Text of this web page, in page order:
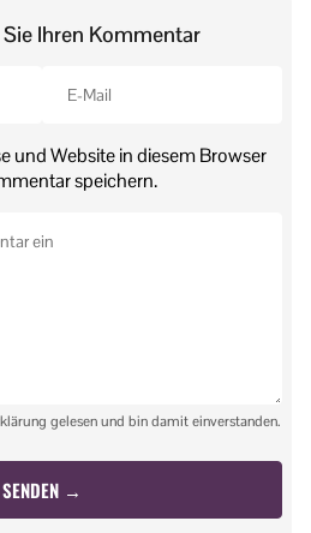
Ihren Kommentar
und Website in diesem Browser
speichern.
gelesen und bin damit einverstanden.